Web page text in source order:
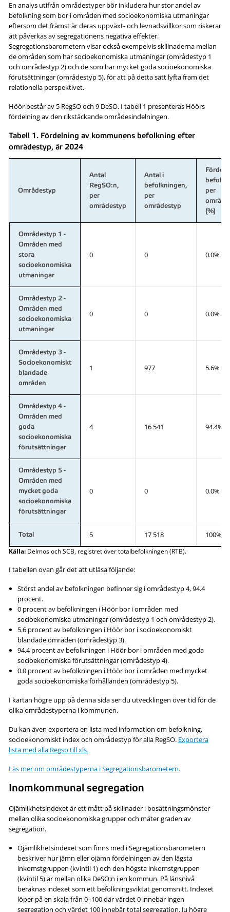
En analys utifrån områdestyper bör inkludera hur stor andel av
befolkning som bor i områden med socioekonomiska utmaningar
eftersom det främst är deras uppväxt- och levnadsvillkor som riskerar
att påverkas av segregationens negativa effekter.
Segregationsbarometern visar också exempelvis skillnaderna mellan
de områden som har socioekonomiska utmaningar (områdestyp 1
och områdestyp 2) och de som har mycket goda socioekonomiska
förutsättningar (områdestyp 5), för att på detta sätt lyfta fram det
relationella perspektivet.
Höör består av 5 RegSO och 9 DeSO. I tabell 1 presenteras Höörs
fördelning av den rikstäckande områdesindelningen.
Tabell 1. Fördelning av kommunens befolkning efter
områdestyp, år 2024
Områdestyp
Antal
RegSO:n,
per
områdestyp
Antal i
befolkningen,
per
områdestyp
per
(%)
Områdestyp 1 -
Områden med
stora
socioekonomiska
utmaningar
0 0 0.0%
Områdestyp 2 -
Områden med
socioekonomiska
utmaningar
0 0 0.0%
Områdestyp 3 -
Socioekonomiskt
blandade
områden
1 977 5.6%
Områdestyp 4 -
Områden med
goda
socioekonomiska
förutsättningar
4 16 541 94.4%
Områdestyp 5 -
Områden med
mycket goda
socioekonomiska
förutsättningar
0 0 0.0%
Total 5 17 518 100%
Källa:Delmos och SCB, registret över totalbefolkningen (RTB).
I tabellen ovan går det att utläsa följande:
Störst andel av befolkningen befinner sig i områdestyp 4, 94.4
procent.
0 procent av befolkningen i Höör bor i områden med
socioekonomiska utmaningar (områdestyp 1 och områdestyp 2).
5.6 procent av befolkningen i Höör bor i socioekonomiskt
blandade områden (områdestyp 3).
94.4 procent av befolkningen i Höör bor i områden med goda
socioekonomiska förutsättningar (områdestyp 4).
0.0 procent av befolkningen i Höör bor i områden med mycket
goda socioekonomiska förhållanden (områdestyp 5).
I kartan högre upp på denna sida ser du utvecklingen över tid för de
olika områdestyperna i kommunen.
Du kan även exportera en lista med information om befolkning,
socioekonomiskt index och områdestyp för alla RegSO. Exportera
lista med alla Regso till xls.
Läs mer om områdestyperna i Segregationsbarometern.
Inomkommunal segregation
Ojämlikhetsindexet är ett mått på skillnader i bosättningsmönster
mellan olika socioekonomiska grupper och mäter graden av
segregation.
Ojämlikhetsindexet som finns med i Segregationsbarometern
beskriver hur jämn eller ojämn fördelningen av den lägsta
inkomstgruppen (kvintil 1) och den högsta inkomstgruppen
(kvintil 5) är mellan olika DeSO:n i en kommun. På länsnivå
beräknas indexet som ett befolkningsviktat genomsnitt. Indexet
löper på en skala från 0–100 där värdet 0 innebär ingen
segregation och värdet 100 innebär total segregation. Ju högre